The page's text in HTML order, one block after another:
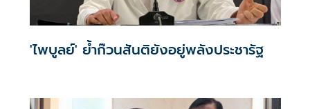
'ไพบูลย์' ย้ำก๊วนสันติยังอยู่พลังประชารัฐ